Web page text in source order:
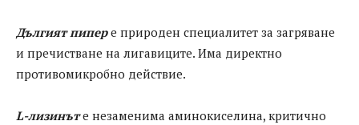
Дългият пипере природен специалитет за загряване
и пречистване на лигавиците. Има директно
противомикробно действие.
L-лизинъте незаменима аминокиселина, критично